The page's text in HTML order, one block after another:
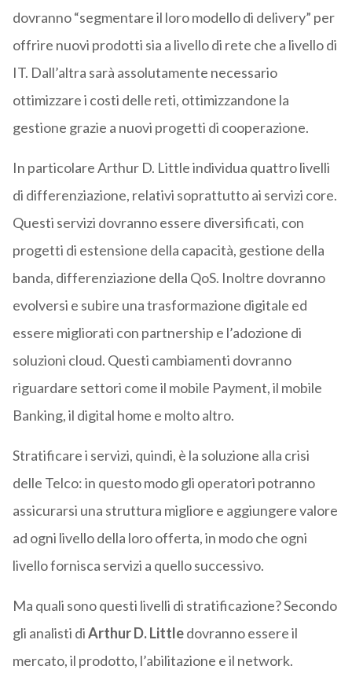
dovranno “segmentare il loro modello di delivery” per
offrire nuovi prodotti sia a livello di rete che a livello di
IT. Dall’altra sarà assolutamente necessario
ottimizzare i costi delle reti, ottimizzandone la
gestione grazie a nuovi progetti di cooperazione.
In particolare Arthur D. Little individua quattro livelli
di differenziazione, relativi soprattutto ai servizi core.
Questi servizi dovranno essere diversificati, con
progetti di estensione della capacità, gestione della
banda, differenziazione della QoS. Inoltre dovranno
evolversi e subire una trasformazione digitale ed
essere migliorati con partnership e l’adozione di
soluzioni cloud. Questi cambiamenti dovranno
riguardare settori come il mobile Payment, il mobile
Banking, il digital home e molto altro.
Stratificare i servizi, quindi, è la soluzione alla crisi
delle Telco: in questo modo gli operatori potranno
assicurarsi una struttura migliore e aggiungere valore
ad ogni livello della loro offerta, in modo che ogni
livello fornisca servizi a quello successivo.
Ma quali sono questi livelli di stratificazione? Secondo
gli analisti diArthur D. Littledovranno essere il
mercato, il prodotto, l’abilitazione e il network.